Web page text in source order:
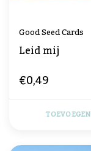
Good Seed Cards
Leid mij
€0,49
TOEVOEGEN